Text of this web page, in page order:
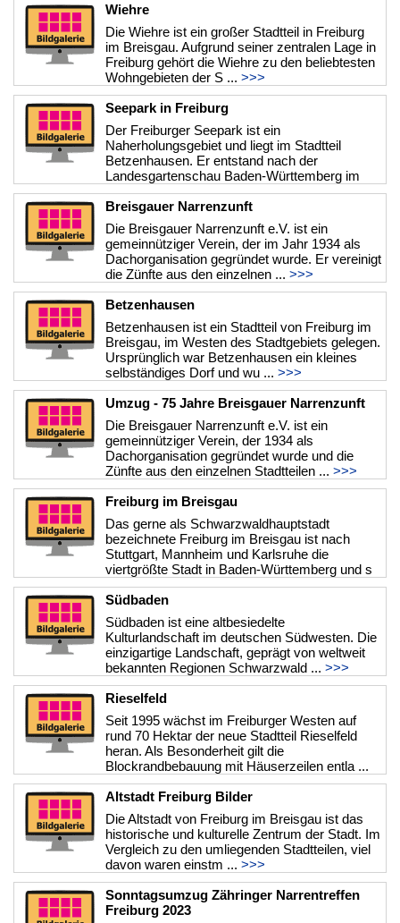
Wiehre
Die Wiehre ist ein großer Stadtteil in Freiburg
im Breisgau. Aufgrund seiner zentralen Lage in
Freiburg gehört die Wiehre zu den beliebtesten
Wohngebieten der S ... >>>
Seepark in Freiburg
Der Freiburger Seepark ist ein
Naherholungsgebiet und liegt im Stadtteil
Betzenhausen. Er entstand nach der
Landesgartenschau Baden-Württemberg im
Jahr 1986, au ...>>>
Breisgauer Narrenzunft
Die Breisgauer Narrenzunft e.V. ist ein
gemeinnütziger Verein, der im Jahr 1934 als
Dachorganisation gegründet wurde. Er vereinigt
die Zünfte aus den einzelnen ... >>>
Betzenhausen
Betzenhausen ist ein Stadtteil von Freiburg im
Breisgau, im Westen des Stadtgebiets gelegen.
Ursprünglich war Betzenhausen ein kleines
selbständiges Dorf und wu ... >>>
Umzug - 75 Jahre Breisgauer Narrenzunft
Die Breisgauer Narrenzunft e.V. ist ein
gemeinnütziger Verein, der 1934 als
Dachorganisation gegründet wurde und die
Zünfte aus den einzelnen Stadtteilen ... >>>
Freiburg im Breisgau
Das gerne als Schwarzwaldhauptstadt
bezeichnete Freiburg im Breisgau ist nach
Stuttgart, Mannheim und Karlsruhe die
viertgrößte Stadt in Baden-Württemberg und s
...>>>
Südbaden
Südbaden ist eine altbesiedelte
Kulturlandschaft im deutschen Südwesten. Die
einzigartige Landschaft, geprägt von weltweit
bekannten Regionen Schwarzwald ... >>>
Rieselfeld
Seit 1995 wächst im Freiburger Westen auf
rund 70 Hektar der neue Stadtteil Rieselfeld
heran. Als Besonderheit gilt die
Blockrandbebauung mit Häuserzeilen entla ...
>>>
Altstadt Freiburg Bilder
Die Altstadt von Freiburg im Breisgau ist das
historische und kulturelle Zentrum der Stadt. Im
Vergleich zu den umliegenden Stadtteilen, viel
davon waren einstm ... >>>
Sonntagsumzug Zähringer Narrentreffen
Freiburg 2023